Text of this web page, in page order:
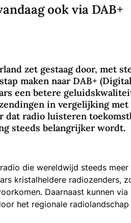
ook via DAB+
zet gestaag door, met
maken naar DAB+
een betere
in vergelijking
dat radio luisteren
steeds belangrijker wordt.
die wereldwijd steeds
kristalheldere radiozenders,
Daarnaast kunnen via
het regionale